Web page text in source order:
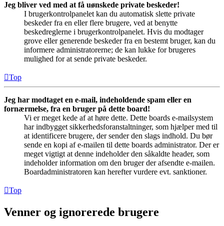
Jeg bliver ved med at få uønskede private beskeder!
I brugerkontrolpanelet kan du automatisk slette private
beskeder fra en eller flere brugere, ved at benytte
beskedreglerne i brugerkontrolpanelet. Hvis du modtager
grove eller generende beskeder fra en bestemt bruger, kan du
informere administratorerne; de kan lukke for brugeres
mulighed for at sende private beskeder.
Top
Jeg har modtaget en e-mail, indeholdende spam eller en
fornærmelse, fra en bruger på dette board!
Vi er meget kede af at høre dette. Dette boards e-mailsystem
har indbygget sikkerhedsforanstaltninger, som hjælper med til
at identificere brugere, der sender den slags indhold. Du bør
sende en kopi af e-mailen til dette boards administrator. Der er
meget vigtigt at denne indeholder den såkaldte header, som
indeholder information om den bruger der afsendte e-mailen.
Boardadministratoren kan herefter vurdere evt. sanktioner.
Top
Venner og ignorerede brugere